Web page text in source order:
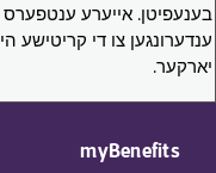
בענעפיטן. אייערע ענטפערס
ענדערונגען צו די קריטישע
יארקער.
myBenefits